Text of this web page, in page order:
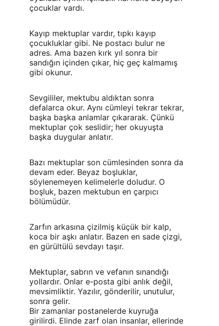
çocuklar vardı.
Kayıp mektuplar vardır, tıpkı kayıp
çocukluklar gibi. Ne postacı bulur ne
adres. Ama bazen kırk yıl sonra bir
sandığın içinden çıkar, hiç geç kalmamış
gibi okunur.
Sevgililer, mektubu aldıktan sonra
defalarca okur. Aynı cümleyi tekrar tekrar,
başka başka anlamlar çıkararak. Çünkü
mektuplar çok seslidir; her okuyuşta
başka duygular anlatır.
Bazı mektuplar son cümlesinden sonra da
devam eder. Beyaz boşluklar,
söylenemeyen kelimelerle doludur. O
boşluk, bazen mektubun en çarpıcı
bölümüdür.
Zarfın arkasına çizilmiş küçük bir kalp,
koca bir aşkı anlatır. Bazen en sade çizgi,
en gürültülü sevdayı taşır.
Mektuplar, sabrın ve vefanın sınandığı
yollardır. Onlar e-posta gibi anlık değil,
mevsimliktir. Yazılır, gönderilir, unutulur,
sonra gelir.
Bir zamanlar postanelerde kuyruğa
girilirdi. Elinde zarf olan insanlar, ellerinde